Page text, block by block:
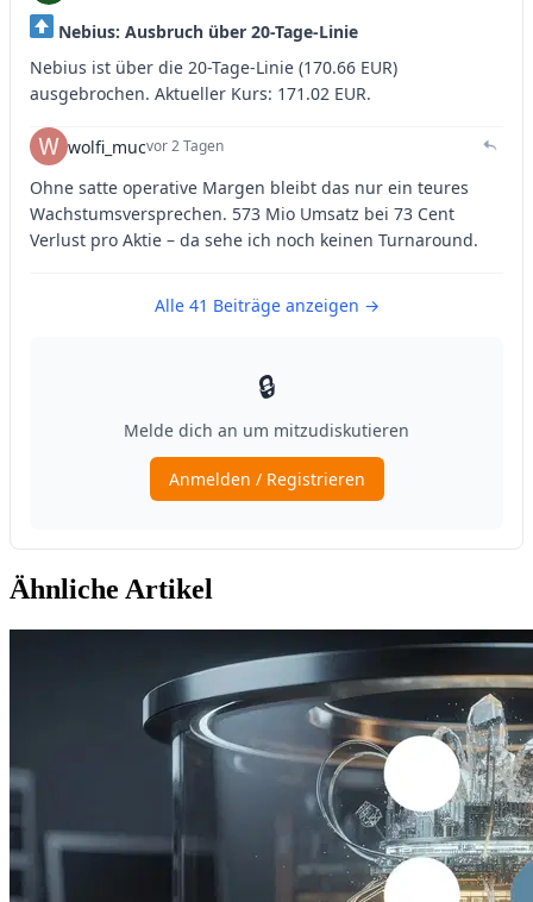
Ähnliche Artikel